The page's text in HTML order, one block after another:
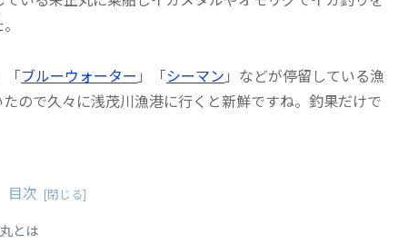
「ブルーウォーター 」「シーマン 」などが停留している漁
ので久々に浅茂川漁港に行くと新鮮ですね。釣果だけで
目次
とは